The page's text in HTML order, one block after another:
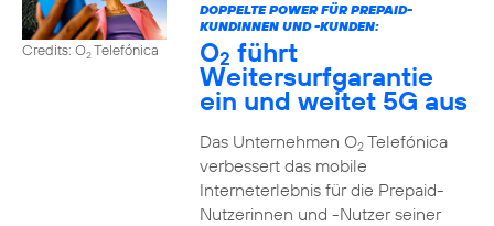
Credits: O2Telefónica
DOPPELTE POWER FÜR PREPAID-
KUNDINNEN UND -KUNDEN:
O2 führt
Weitersurfgarantie
ein und weitet 5G aus
Das Unternehmen O2Telefónica
verbessert das mobile
Interneterlebnis für die Prepaid-
Nutzerinnen und -Nutzer seiner